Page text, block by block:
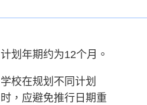
计划年期约为12个月。
学校在规划不同计划
时，应避免推行日期重